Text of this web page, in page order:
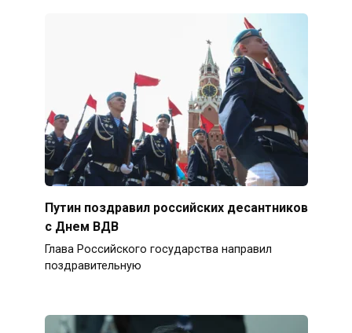
Путин поздравил российских десантников
с Днем ВДВ
Глава Российского государства направил
поздравительную